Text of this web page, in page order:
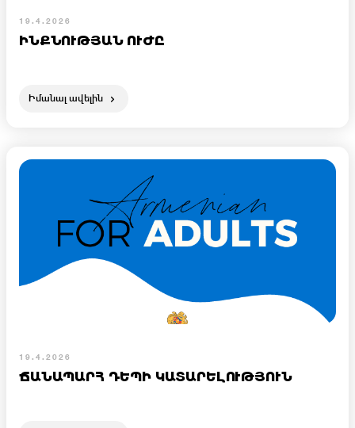
19.4.2026
ԻՆՔՆՈՒԹՅԱՆ ՈՒԺԸ
Իմանալ ավելին
19.4.2026
ՃԱՆԱՊԱՐՀ ԴԵՊԻ ԿԱՏԱՐԵԼՈՒԹՅՈՒՆ